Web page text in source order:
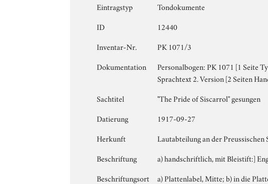
Eintragstyp
Tondokumente
ID
12440
Inventar-Nr.
PK 1071/3
Dokumentation
Personalbogen: PK 1071 [1 Seite
Sprachtext 2. Version [2 Seiten
Sachtitel
"The Pride of Siscarrol" gesungen
Datierung
1917-09-27
Herkunft
Lautabteilung an der
Beschriftung
a) handschriftlich, mit Bleistift:]
Beschriftungsort
a) Plattenlabel, Mitte; b) in die